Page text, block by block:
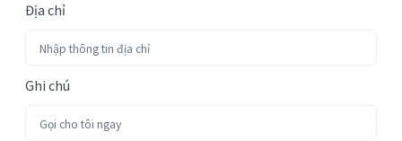
Địa chỉ
Ghi chú